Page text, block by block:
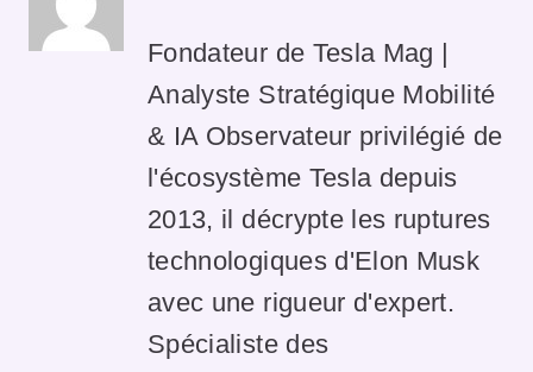
Fondateur de Tesla Mag |
Analyste Stratégique Mobilité
& IA Observateur privilégié de
l'écosystème Tesla depuis
2013, il décrypte les ruptures
technologiques d'Elon Musk
avec une rigueur d'expert.
Spécialiste des